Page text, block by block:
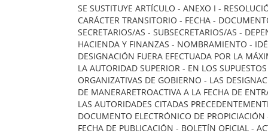
SE SUSTITUYE ARTÍCULO - ANEXO I -
CARÁCTER TRANSITORIO - FECHA -
SECRETARIOS/AS - SUBSECRETARIOS/AS -
HACIENDA Y FINANZAS - NOMBRAMIENTO -
DESIGNACIÓN FUERA EFECTUADA POR LA
LA AUTORIDAD SUPERIOR - EN LOS
ORGANIZATIVAS DE GOBIERNO - LAS
DE MANERARETROACTIVA A LA FECHA DE
LAS AUTORIDADES CITADAS
DOCUMENTO ELECTRÓNICO DE
FECHA DE PUBLICACIÓN - BOLETÍN OFICIAL -